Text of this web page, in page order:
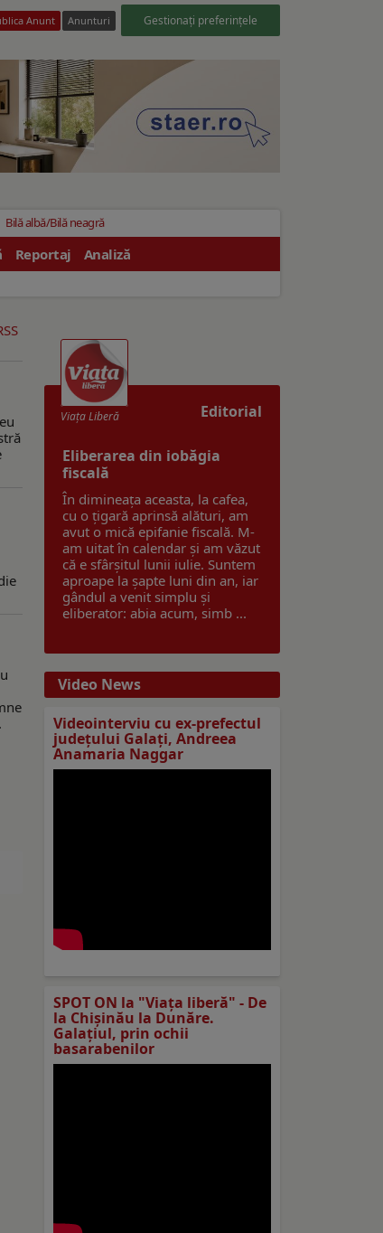
Anunt Anunturi Gestionați preferințele
Bilă albă/Bilă neagră
Reportaj Analiză
Editorial
Viaţa Liberă
Eliberarea din iobăgia
fiscală
În dimineața aceasta, la cafea,
cu o țigară aprinsă alături, am
avut o mică epifanie fiscală. M-
am uitat în calendar și am văzut
că e sfârșitul lunii iulie. Suntem
aproape la șapte luni din an, iar
gândul a venit simplu și
eliberator: abia acum, simb ...
Video News
Videointerviu cu ex-prefectul
judeţului Galaţi, Andreea
Anamaria Naggar
SPOT ON la "Viaţa liberă" - De
la Chișinău la Dunăre.
Galațiul, prin ochii
basarabenilor